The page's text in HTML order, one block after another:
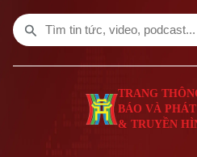
TRANG
BÁO VÀ
& TRUYỀN